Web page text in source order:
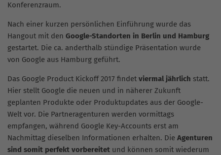
Konferenzraum.
Nach einer kurzen persönlichen Einführung wurde das
Hangout mit den Google-Standorten in Berlin und Hamburg
gestartet. Die ca. anderthalb stündige Präsentation wurde
von Google aus Hamburg geführt.
Das Google Product Kickoff 2017 findet viermal jährlich statt.
Hier stellt Google die neuen und in näherer Zukunft
geplanten Produkte oder Produktupdates aus der Google-
Welt vor. Die Partneragenturen werden vormittags
empfangen, während Google Key-Accounts erst am
Nachmittag dieselben Informationen erhalten. Die Agenturen
sind somit perfekt vorbereitet und können somit wiederum